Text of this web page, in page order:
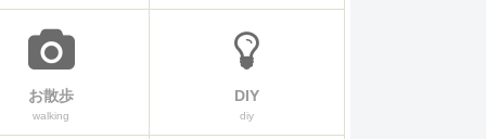
お散歩
walking
DIY
diy